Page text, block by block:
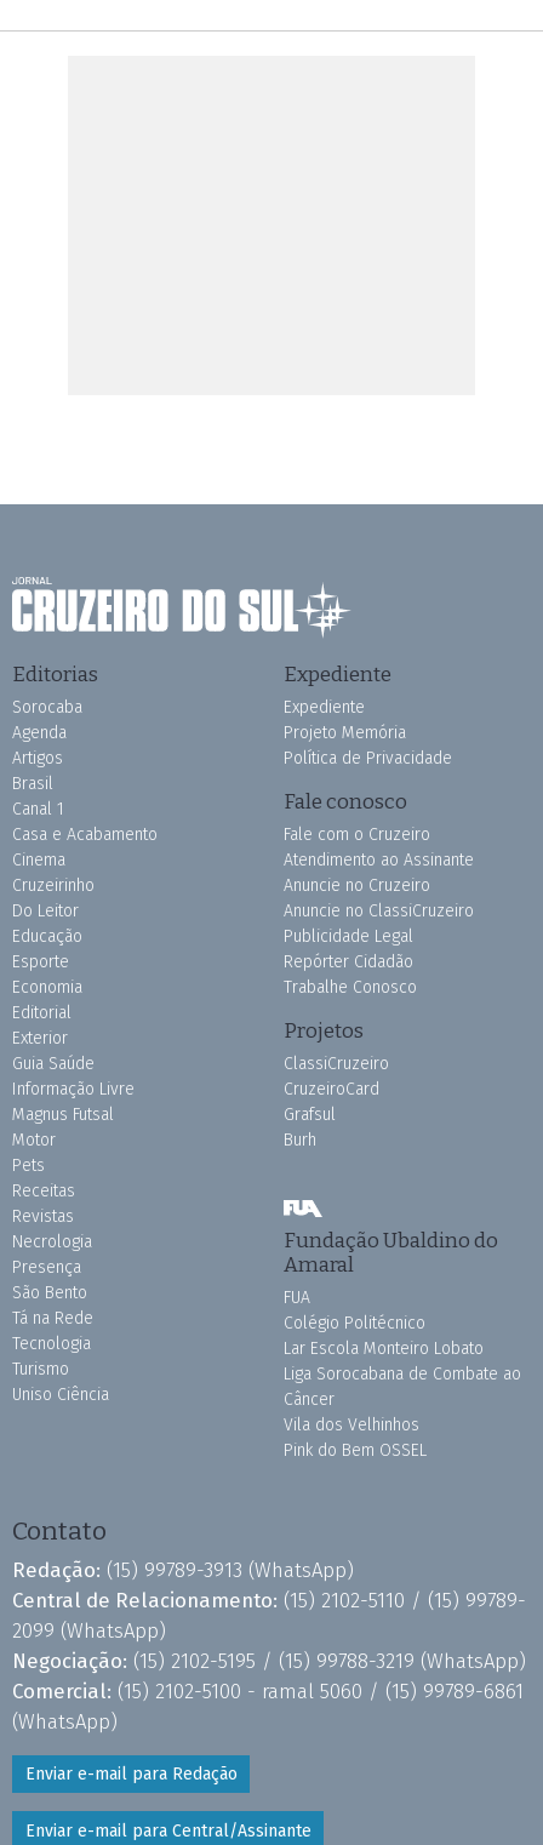
Editorias
Sorocaba
Agenda
Artigos
Brasil
Canal 1
Casa e Acabamento
Cinema
Cruzeirinho
Do Leitor
Educação
Esporte
Economia
Editorial
Exterior
Guia Saúde
Informação Livre
Magnus Futsal
Motor
Pets
Receitas
Revistas
Necrologia
Presença
São Bento
Tá na Rede
Tecnologia
Turismo
Uniso Ciência
Expediente
Expediente
Projeto Memória
Política de Privacidade
Fale conosco
Fale com o Cruzeiro
Atendimento ao Assinante
Anuncie no Cruzeiro
Anuncie no ClassiCruzeiro
Publicidade Legal
Repórter Cidadão
Trabalhe Conosco
Projetos
ClassiCruzeiro
CruzeiroCard
Grafsul
Burh
Fundação Ubaldino do
Amaral
FUA
Colégio Politécnico
Lar Escola Monteiro Lobato
Liga Sorocabana de Combate ao
Câncer
Vila dos Velhinhos
Pink do Bem OSSEL
Contato
Redação: (15) 99789-3913 (WhatsApp)
Central de Relacionamento: (15) 2102-5110 / (15) 99789-
2099 (WhatsApp)
Negociação: (15) 2102-5195 / (15) 99788-3219 (WhatsApp)
Comercial: (15) 2102-5100 - ramal 5060 / (15) 99789-6861
(WhatsApp)
Enviar e-mail para Redação
Enviar e-mail para Central/Assinante